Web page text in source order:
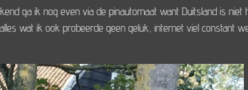
ga ik nog even via de pinautomaat want Duitsland is
wat ik ook probeerde geen geluk, internet viel constant